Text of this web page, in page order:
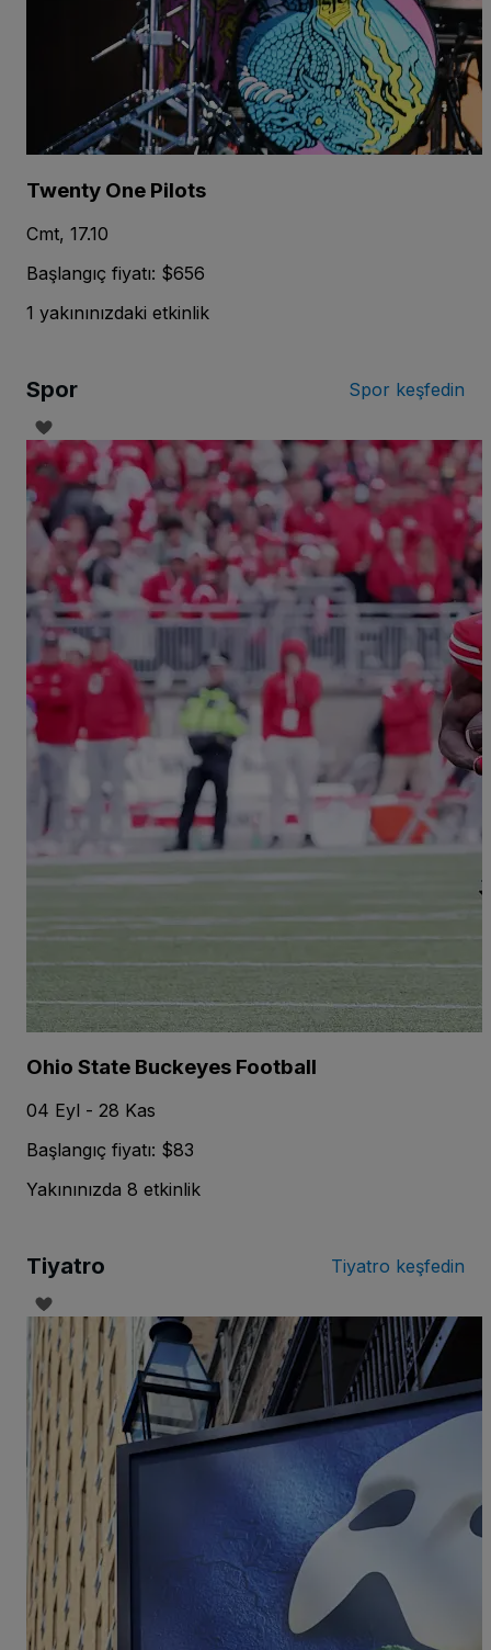
Twenty One Pilots
Cmt, 17.10
Başlangıç fiyatı: $656
1 yakınınızdaki etkinlik
Spor Spor keşfedin
Ohio State Buckeyes Football
04 Eyl - 28 Kas
Başlangıç fiyatı: $83
Yakınınızda 8 etkinlik
Tiyatro Tiyatro keşfedin